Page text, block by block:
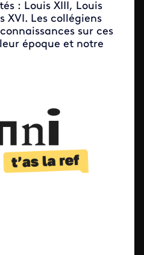
: Louis XIII, Louis
XVI. Les collégiens
sur ces
époque et notre